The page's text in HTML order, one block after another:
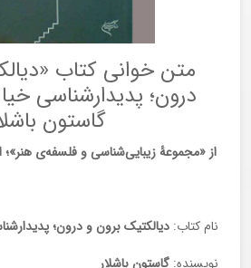
متن خوانی کتاب
درون؛ پدیدارشناسی
گاستون
از «مجموعۀ زیبایی‌شناسی و فلسفه‌ی هنر»؛
نام کتاب: دیالکتیک برون و درون؛
نویسنده: گاستون باشلار